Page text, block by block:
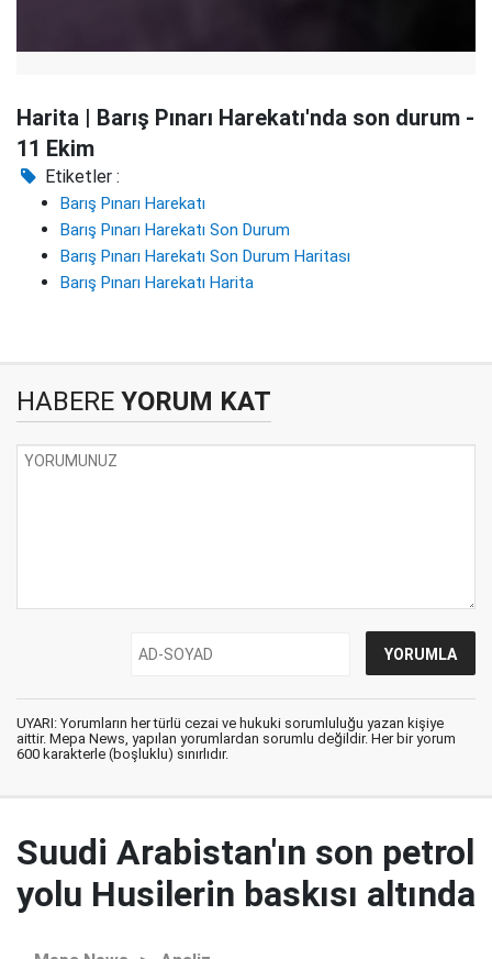
Harita | Barış Pınarı Harekatı'nda son durum -
11 Ekim
Etiketler :
Barış Pınarı Harekatı
Barış Pınarı Harekatı Son Durum
Barış Pınarı Harekatı Son Durum Haritası
Barış Pınarı Harekatı Harita
HABERE YORUM KAT
UYARI: Yorumların her türlü cezai ve hukuki sorumluluğu yazan kişiye
aittir. Mepa News, yapılan yorumlardan sorumlu değildir. Her bir yorum
600 karakterle (boşluklu) sınırlıdır.
Suudi Arabistan'ın son petrol
yolu Husilerin baskısı altında